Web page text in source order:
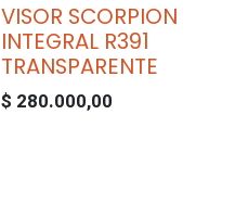
VISOR SCORPION
INTEGRAL R391
TRANSPARENTE
$ 280.000,00